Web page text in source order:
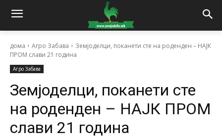
дома Агро Забава
Земјоделци, поканети сте на роденден – НАЈК
ПРОМ слави 21 година
Агро Забава
Земјоделци, поканети сте
на роденден – НАЈК ПРОМ
слави 21 година